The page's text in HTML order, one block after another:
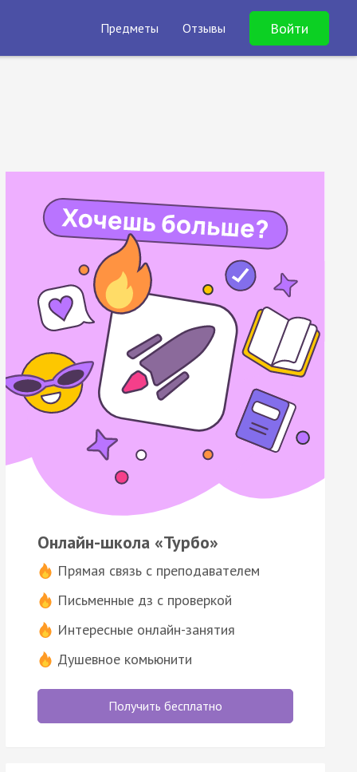
Предметы Отзывы Войти
Онлайн-школа «Турбо»
Прямая связь с преподавателем
Письменные дз с проверкой
Интересные онлайн-занятия
Душевное комьюнити
Получить бесплатно